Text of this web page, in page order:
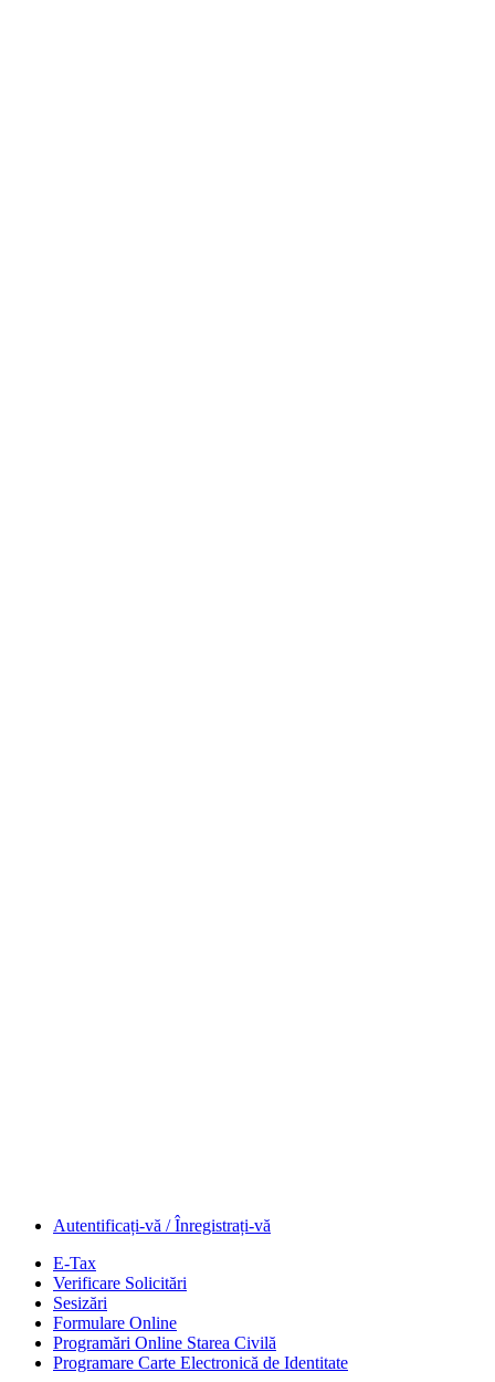
Autentificați-vă / Înregistrați-vă
E-Tax
Verificare Solicitări
Sesizări
Formulare Online
Programări Online Starea Civilă
Programare Carte Electronică de Identitate